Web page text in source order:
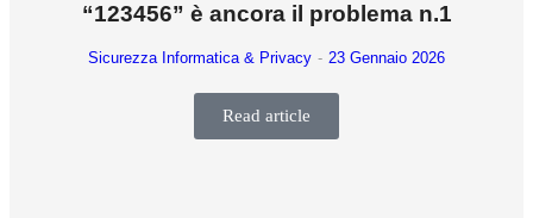
“123456” è ancora il problema n.1
Sicurezza Informatica & Privacy 23 Gennaio 2026
Read article